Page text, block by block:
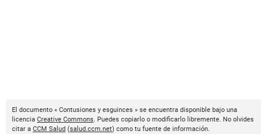
El documento « Contusiones y esguinces » se encuentra disponible bajo una
licencia Creative Commons. Puedes copiarlo o modificarlo libremente. No olvides
citar a CCM Salud (salud.ccm.net) como tu fuente de información.